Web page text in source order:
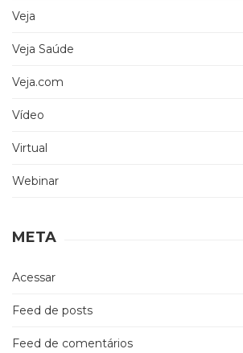
Veja
Veja Saúde
Veja.com
Vídeo
Virtual
Webinar
META
Acessar
Feed de posts
Feed de comentários